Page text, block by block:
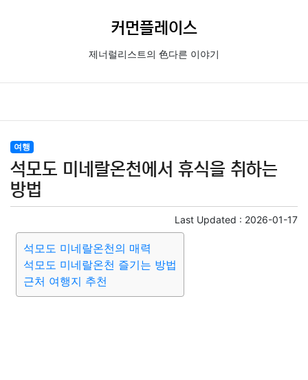
커먼플레이스
제너럴리스트의 色다른 이야기
여행
석모도 미네랄온천에서 휴식을 취하는
방법
Last Updated : 2026-01-17
석모도 미네랄온천의 매력
석모도 미네랄온천 즐기는 방법
근처 여행지 추천